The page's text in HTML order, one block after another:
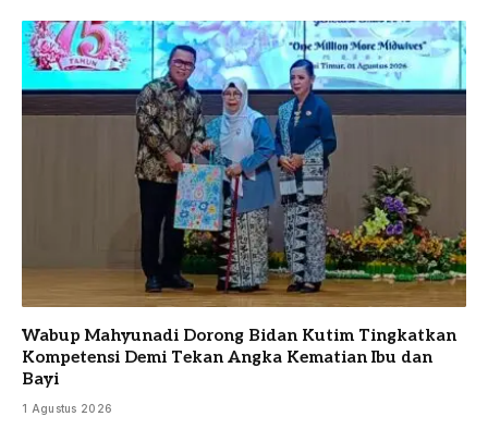
Wabup Mahyunadi Dorong Bidan Kutim Tingkatkan
Kompetensi Demi Tekan Angka Kematian Ibu dan
Bayi
1 Agustus 2026